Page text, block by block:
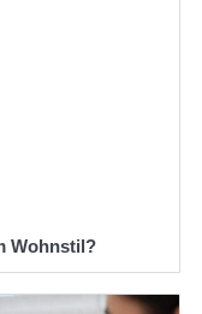
Wohnstil?